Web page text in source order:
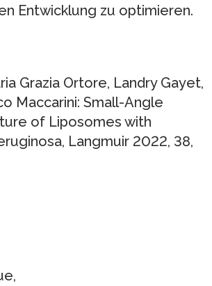
Entwicklung zu optimieren.
Grazia Ortore, Landry Gayet,
Maccarini: Small-Angle
of Liposomes with
Langmuir 2022, 38,